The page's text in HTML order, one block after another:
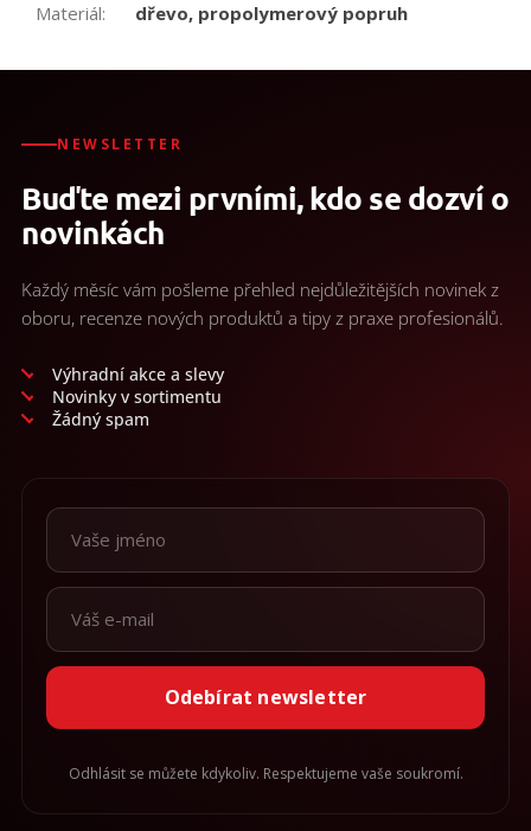
Materiál: dřevo, propolymerový popruh
NEWSLETTER
Buďte mezi prvními, kdo se dozví o
novinkách
Každý měsíc vám pošleme přehled nejdůležitějších novinek z
oboru, recenze nových produktů a tipy z praxe profesionálů.
Výhradní akce a slevy
Novinky v sortimentu
Žádný spam
Odebírat newsletter
Odhlásit se můžete kdykoliv. Respektujeme vaše soukromí.